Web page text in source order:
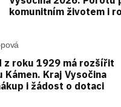
komunitním životem i
z roku 1929 má rozšířit
Kámen. Kraj Vysočina
i žádost o dotaci